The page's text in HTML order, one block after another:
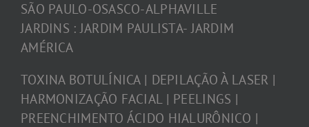
SÃO PAULO-OSASCO-ALPHAVILLE
JARDINS : JARDIM PAULISTA- JARDIM
AMÉRICA
TOXINA BOTULÍNICA | DEPILAÇÃO À LASER |
HARMONIZAÇÃO FACIAL | PEELINGS |
PREENCHIMENTO ÁCIDO HIALURÔNICO |